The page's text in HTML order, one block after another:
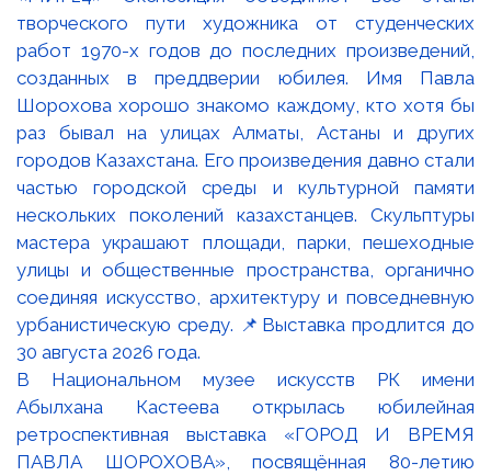
В Национальном музее искусств РК имени
Абылхана Кастеева открылась юбилейная
ретроспективная выставка «ГОРОД И ВРЕМЯ
ПАВЛА ШОРОХОВА», посвящённая 80-летию